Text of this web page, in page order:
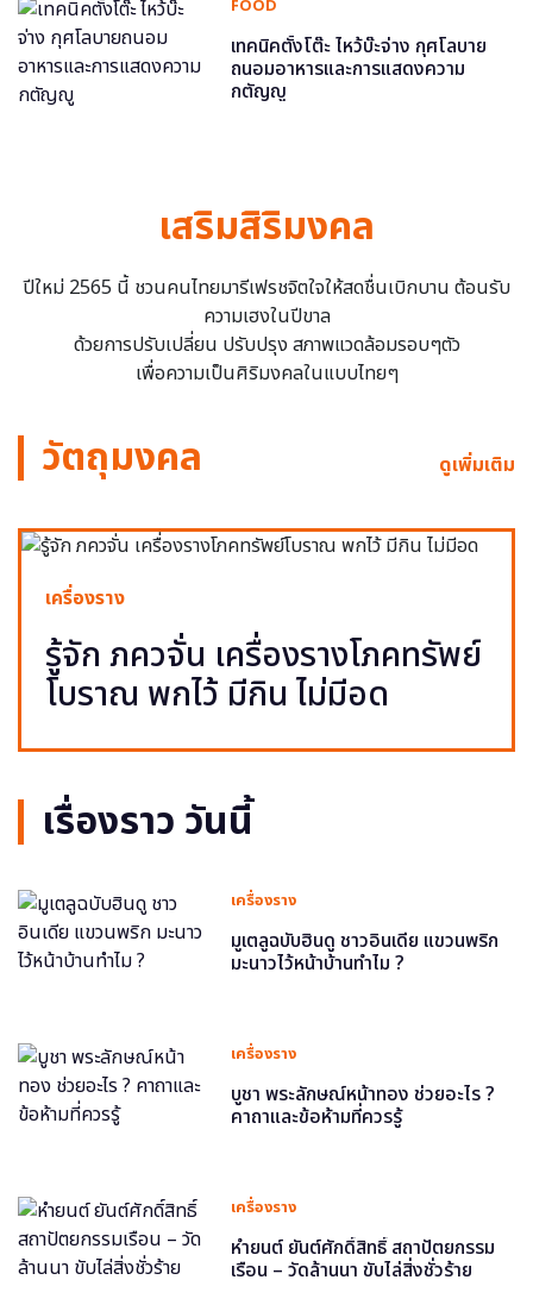
FOOD
เทคนิคตั้งโต๊ะ ไหว้บ๊ะจ่าง กุศโลบาย
ถนอมอาหารและการแสดงความ
กตัญญู
เสริมสิริมงคล
ปีใหม่ 2565 นี้ ชวนคนไทยมารีเฟรชจิตใจให้สดชื่นเบิกบาน ต้อนรับ
ความเฮงในปีขาล
ด้วยการปรับเปลี่ยน ปรับปรุง สภาพแวดล้อมรอบๆตัว
เพื่อความเป็นศิริมงคลในแบบไทยๆ
วัตถุมงคล ดูเพิ่มเติม
เครื่องราง
รู้จัก ภควจั่น เครื่องรางโภคทรัพย์
โบราณ พกไว้ มีกิน ไม่มีอด
เรื่องราว วันนี้
เครื่องราง
มูเตลูฉบับฮินดู ชาวอินเดีย แขวนพริก
มะนาวไว้หน้าบ้านทำไม ?
เครื่องราง
บูชา พระลักษณ์หน้าทอง ช่วยอะไร ?
คาถาและข้อห้ามที่ควรรู้
เครื่องราง
หำยนต์ ยันต์ศักดิ์สิทธิ์ สถาปัตยกรรม
เรือน – วัดล้านนา ขับไล่สิ่งชั่วร้าย